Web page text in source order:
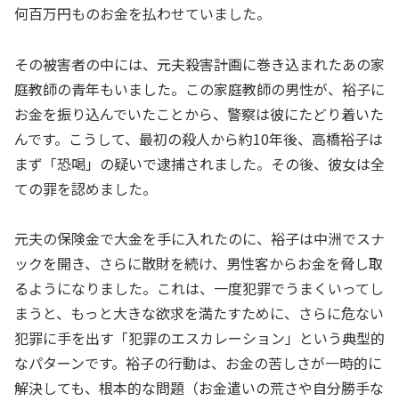
何百万円ものお金を払わせていました。
その被害者の中には、元夫殺害計画に巻き込まれたあの家
庭教師の青年もいました。この家庭教師の男性が、裕子に
お金を振り込んでいたことから、警察は彼にたどり着いた
んです。こうして、最初の殺人から約10年後、高橋裕子は
まず「恐喝」の疑いで逮捕されました。その後、彼女は全
ての罪を認めました。
元夫の保険金で大金を手に入れたのに、裕子は中洲でスナ
ックを開き、さらに散財を続け、男性客からお金を脅し取
るようになりました。これは、一度犯罪でうまくいってし
まうと、もっと大きな欲求を満たすために、さらに危ない
犯罪に手を出す「犯罪のエスカレーション」という典型的
なパターンです。裕子の行動は、お金の苦しさが一時的に
解決しても、根本的な問題（お金遣いの荒さや自分勝手な